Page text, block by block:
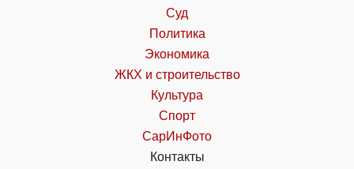
Суд
Политика
Экономика
ЖКХ и строительство
Культура
Спорт
СарИнФото
Контакты